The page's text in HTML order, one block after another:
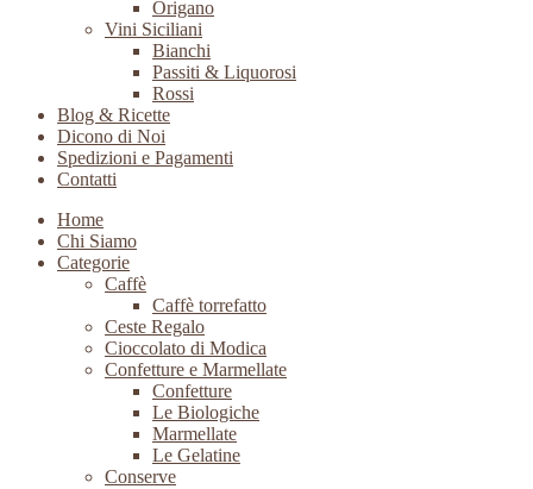
Origano
Vini Siciliani
Bianchi
Passiti & Liquorosi
Rossi
Blog & Ricette
Dicono di Noi
Spedizioni e Pagamenti
Contatti
Home
Chi Siamo
Categorie
Caffè
Caffè torrefatto
Ceste Regalo
Cioccolato di Modica
Confetture e Marmellate
Confetture
Le Biologiche
Marmellate
Le Gelatine
Conserve